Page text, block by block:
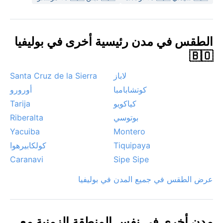
الطقس في مدن رئيسية أخرى في بوليفيا
🇧🇴
لاباز
Santa Cruz de la Sierra
كوتشابامبا
أورورو
كياكويو
Tarija
بوتوسي
Riberalta
Montero
Yacuiba
Tiquipaya
كولكابيرهوا
Sipe Sipe
Caranavi
عرض الطقس في جميع المدن في بوليفيا